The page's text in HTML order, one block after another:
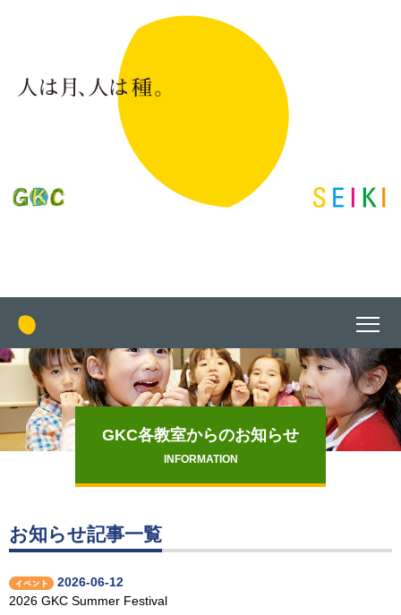
GKC各教室からのお知らせ
INFORMATION
お知らせ記事一覧
2026-06-12
2026 GKC Summer Festival